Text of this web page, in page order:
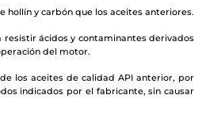
hollín y carbón que los aceites anteriores.
resistir ácidos y contaminantes derivados
del motor.
los aceites de calidad API anterior, por
indicados por el fabricante, sin causar